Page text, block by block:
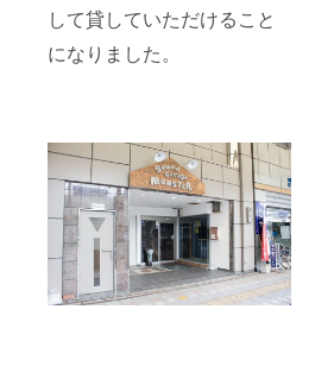
して貸していただけること
になりました。